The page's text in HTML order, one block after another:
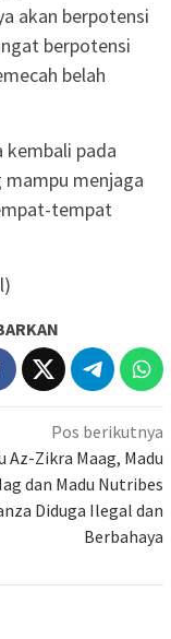
akan berpotensi
berpotensi
belah
kembali pada
mampu menjaga
tempat
Pos berikutnya
Az-Zikra Maag, Madu
dan Madu Nutribes
Diduga Ilegal dan
Berbahaya